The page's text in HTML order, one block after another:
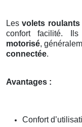
Lesvolets roulants
confort facilité.
motorisé,
connectée.
Avantages :
Confort